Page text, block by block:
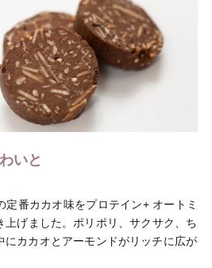
いと
定番カカオ味をプロテイン+ オートミ
上げました。ポリポリ、サクサク、ち
にカカオとアーモンドがリッチに広が